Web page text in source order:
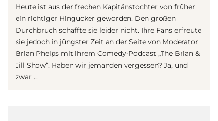
Heute ist aus der frechen Kapitänstochter von früher
ein richtiger Hingucker geworden. Den großen
Durchbruch schaffte sie leider nicht. Ihre Fans erfreute
sie jedoch in jüngster Zeit an der Seite von Moderator
Brian Phelps mit ihrem Comedy-Podcast „The Brian &
Jill Show“. Haben wir jemanden vergessen? Ja, und
zwar ...